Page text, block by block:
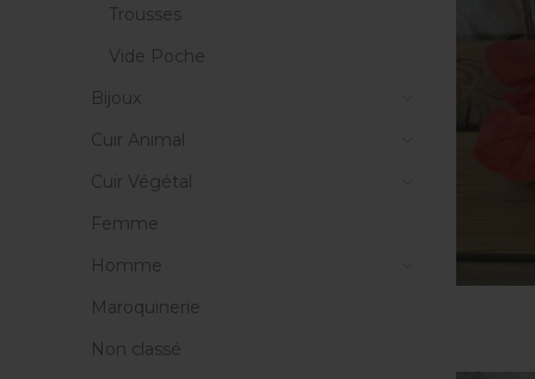
Trousses
Vide Poche
Bijoux
Cuir Animal
Cuir Végétal
Femme
Homme
Maroquinerie
Non classé